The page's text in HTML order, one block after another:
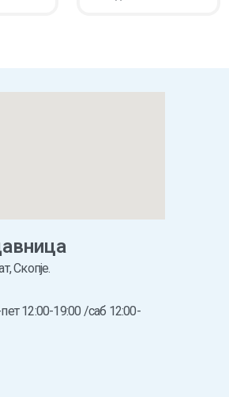
Скопје.
12:00-19:00 /саб 12:00-